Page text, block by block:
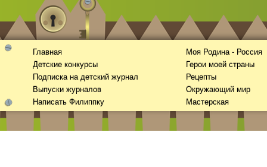
Главная
Детские конкурсы
Подписка на детский журнал
Выпуски журналов
Написать Филиппку
Моя Родина - Россия
Герои моей страны
Рецепты
Окружающий мир
Мастерская